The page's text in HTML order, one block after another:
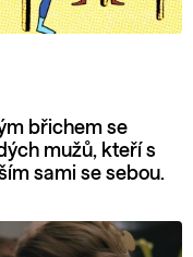
břichem se
mužů, kteří s
sami se sebou.